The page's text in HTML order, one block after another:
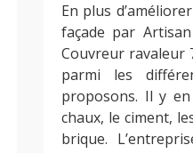
En plus
façade par
Couvreur ravaleur
parmi les
proposons. Il y
chaux, le ciment,
brique.